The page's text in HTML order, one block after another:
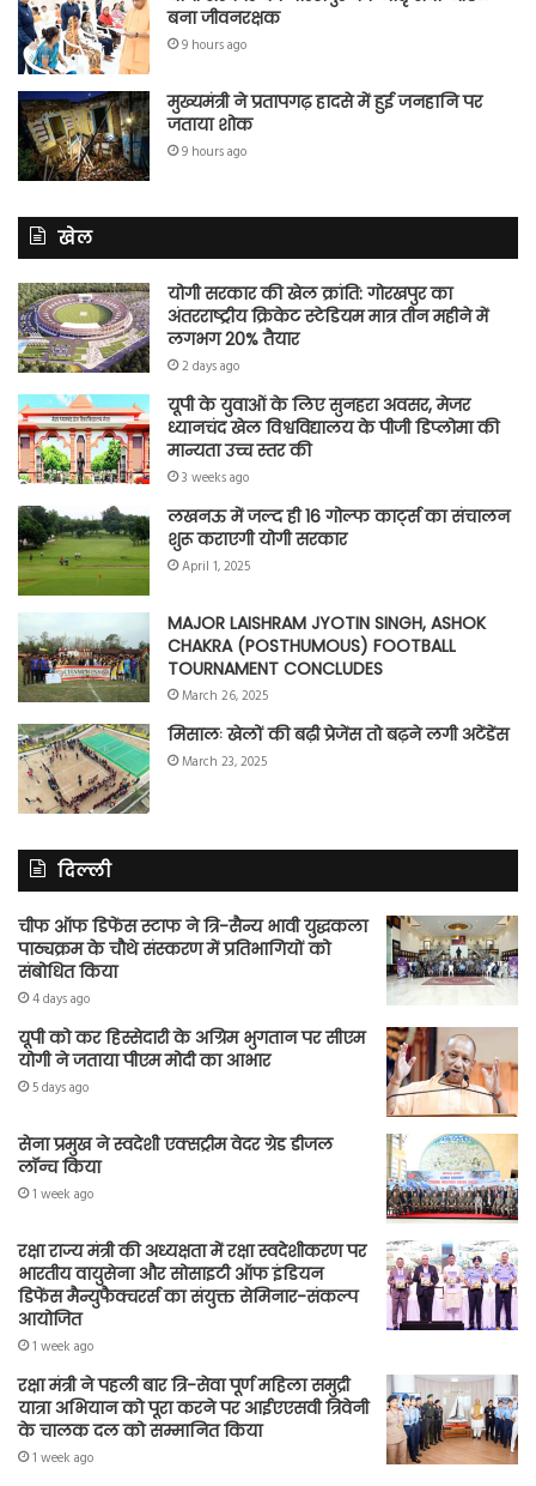
बना जीवनरक्षक
9 hours ago
मुख्यमंत्री ने प्रतापगढ़ हादसे में हुई जनहानि पर
जताया शोक
9 hours ago
खेल
योगी सरकार की खेल क्रांति: गोरखपुर का
अंतरराष्ट्रीय क्रिकेट स्टेडियम मात्र तीन महीने में
लगभग 20% तैयार
2 days ago
यूपी के युवाओं के लिए सुनहरा अवसर, मेजर
ध्यानचंद खेल विश्वविद्यालय के पीजी डिप्लोमा की
मान्यता उच्च स्तर की
3 weeks ago
लखनऊ में जल्द ही 16 गोल्फ कार्ट्स का संचालन
शुरू कराएगी योगी सरकार
April 1, 2025
MAJOR LAISHRAM JYOTIN SINGH, ASHOK
CHAKRA (POSTHUMOUS) FOOTBALL
TOURNAMENT CONCLUDES
March 26, 2025
मिसालः खेलों की बढ़ी प्रेजेंस तो बढ़ने लगी अटेंडेंस
March 23, 2025
दिल्ली
चीफ ऑफ डिफेंस स्टाफ ने त्रि-सैन्य भावी युद्धकला
पाठ्यक्रम के चौथे संस्करण में प्रतिभागियों को
संबोधित किया
4 days ago
यूपी को कर हिस्सेदारी के अग्रिम भुगतान पर सीएम
योगी ने जताया पीएम मोदी का आभार
5 days ago
सेना प्रमुख ने स्वदेशी एक्सट्रीम वेदर ग्रेड डीजल
लॉन्च किया
1 week ago
रक्षा राज्य मंत्री की अध्यक्षता में रक्षा स्वदेशीकरण पर
भारतीय वायुसेना और सोसाइटी ऑफ इंडियन
डिफेंस मैन्युफैक्चरर्स का संयुक्त सेमिनार-संकल्प
आयोजित
1 week ago
रक्षा मंत्री ने पहली बार त्रि-सेवा पूर्ण महिला समुद्री
यात्रा अभियान को पूरा करने पर आईएएसवी त्रिवेनी
के चालक दल को सम्मानित किया
1 week ago